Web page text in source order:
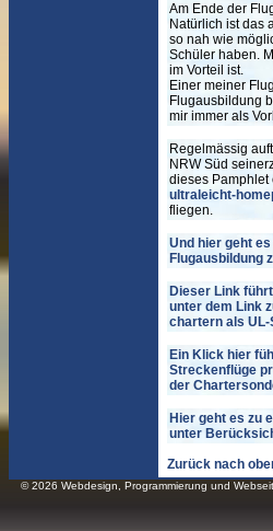
Am Ende der
Natürlich ist das
so nah wie
Schüler haben.
im Vorteil ist.
Einer meiner
Flugausbildung
mir immer als
Regelmässig
NRW Süd
dieses
ultraleicht-
fliegen.
Und hier geht
Flugausbildung
Dieser Link
unter dem Link
chartern als UL-
Ein Klick hier
Streckenflüge
der
Hier geht es zu
unter
Zurück nach
© 2026 Webdesign Programmierung und